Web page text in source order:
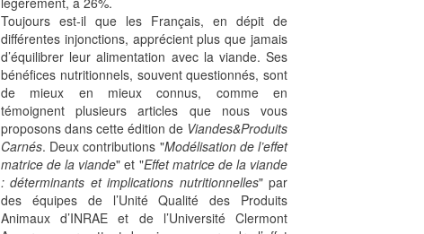
Toujours est-il que les Français, en dépit de
différentes injonctions, apprécient plus que jamais
d’équilibrer leur alimentation avec la viande. Ses
bénéfices nutritionnels, souvent questionnés, sont
de mieux en mieux connus, comme en
témoignent plusieurs articles que nous vous
proposons dans cette édition de Viandes&Produits
Carnés. Deux contributions "Modélisation de l’effet
matrice de la viande" et "Effet matrice de la viande
: déterminants et implications nutritionnelles" par
des équipes de l’Unité Qualité des Produits
Animaux d’INRAE et de l’Université Clermont